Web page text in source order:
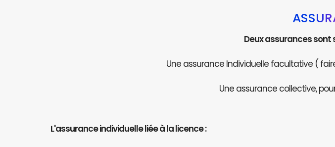
Deux assurances sont
Une assurance Individuelle facultative (
Une assurance collective,
L'assurance individuelle liée à la licence :